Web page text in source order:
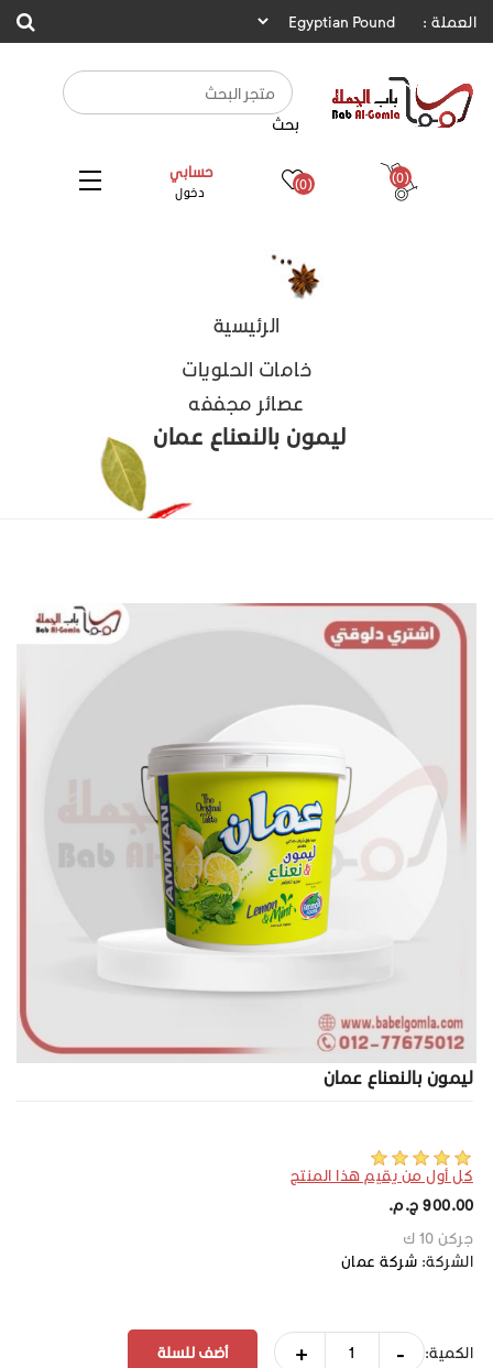
العملة :
بحث
حسابي
دخول (0) (0)
الرئيسية
خامات الحلويات
عصائر مجففه
ليمون بالنعناع عمان
ليمون بالنعناع عمان
كل أول من يقيم هذا المنتج
900.00 ج.م.‏
جركن 10 ك
الشركة: شركة عمان
الكمية: -
+